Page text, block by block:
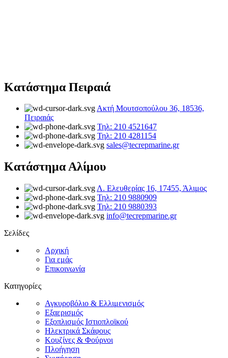
Κατάστημα Πειραιά
Ακτή Μουτσοπούλου 36, 18536,
Πειραιάς
Τηλ: 210 4521647
Τηλ: 210 4281154
sales@tecrepmarine.gr
Κατάστημα Αλίμου
Λ. Ελευθερίας 16, 17455, Άλιμος
Τηλ: 210 9880909
Τηλ: 210 9880393
info@tecrepmarine.gr
Σελίδες
Αρχική
Για εμάς
Επικοινωνία
Κατηγορίες
Αγκυροβόλιο & Ελλιμενισμός
Εξαερισμός
Εξοπλισμός Ιστιοπλοϊκού
Ηλεκτρικά Σκάφους
Κουζίνες & Φούρνοι
Πλοήγηση